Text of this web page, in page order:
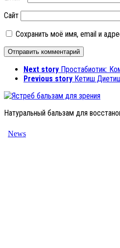
Сайт
Сохранить моё имя, email и
Next story Простабиотик:
Previous story Кетиш
Натуральный бальзам для